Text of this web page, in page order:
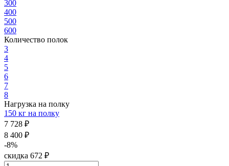
300
400
500
600
Количество полок
3
4
5
6
7
8
Нагрузка на полку
150 кг на полку
7 728 ₽
8 400 ₽
-8%
скидка 672 ₽